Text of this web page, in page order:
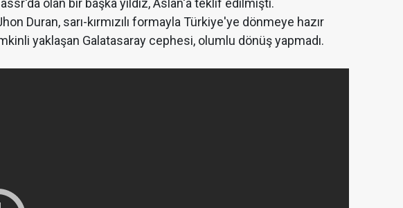
olan bir başka yıldız, Aslan'a teklif edilmişti.
Duran, sarı-kırmızılı formayla Türkiye'ye dönmeye hazır
yaklaşan Galatasaray cephesi, olumlu dönüş yapmadı.